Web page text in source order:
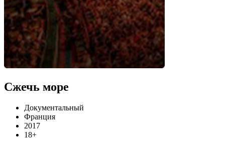
Сжечь море
Документальный
Франция
2017
18+